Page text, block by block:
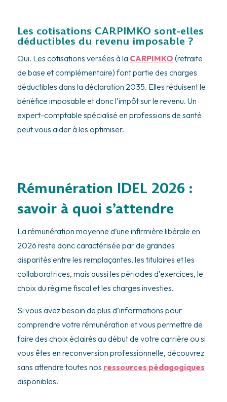
Les cotisations CARPIMKO sont-elles
déductibles du revenu imposable ?
Oui. Les cotisations versées à la CARPIMKO (retraite
de base et complémentaire) font partie des charges
déductibles dans la déclaration 2035. Elles réduisent le
bénéfice imposable et donc l’impôt sur le revenu. Un
expert-comptable spécialisé en professions de santé
peut vous aider à les optimiser.
Rémunération IDEL 2026 :
savoir à quoi s’attendre
La rémunération moyenne d’une infirmière libérale en
2026 reste donc caractérisée par de grandes
disparités entre les remplaçantes, les titulaires et les
collaboratrices, mais aussi les périodes d’exercices, le
choix du régime fiscal et les charges investies.
Si vous avez besoin de plus d’informations pour
comprendre votre rémunération et vous permettre de
faire des choix éclairés au début de votre carrière ou si
vous êtes en reconversion professionnelle, découvrez
sans attendre toutes nos ressources pédagogiques
disponibles.